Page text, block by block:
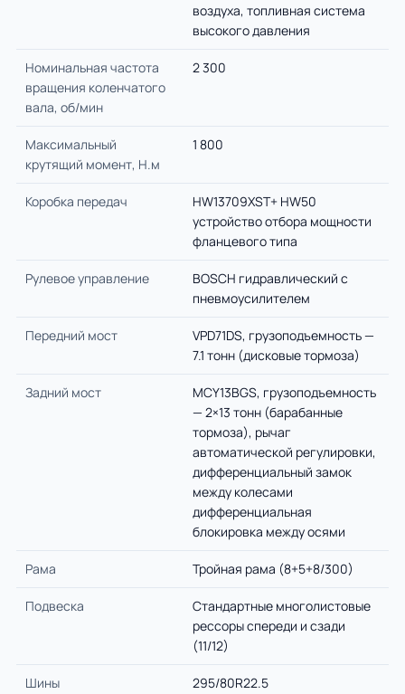
воздуха, топливная система
высокого давления
Номинальная частота
вращения коленчатого
вала, об/мин
2 300
Максимальный
крутящий момент, Н.м
1 800
Коробка передач
HW13709XST+ HW50
устройство отбора мощности
фланцевого типа
Рулевое управление
BOSCH гидравлический с
пневмоусилителем
Передний мост
VPD71DS, грузоподъемность —
7.1 тонн (дисковые тормоза)
Задний мост
MCY13BGS, грузоподъемность
— 2×13 тонн (барабанные
тормоза), рычаг
автоматической регулировки,
дифференциальный замок
между колесами
дифференциальная
блокировка между осями
Рама Тройная рама (8+5+8/300)
Подвеска
Стандартные многолистовые
рессоры спереди и сзади
(11/12)
Шины 295/80R22.5